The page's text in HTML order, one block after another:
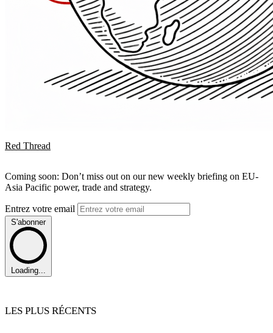
Red Thread
Coming soon: Don’t miss out on our new weekly briefing on EU-
Asia Pacific power, trade and strategy.
Entrez votre email
S'abonner
Loading...
LES PLUS RÉCENTS